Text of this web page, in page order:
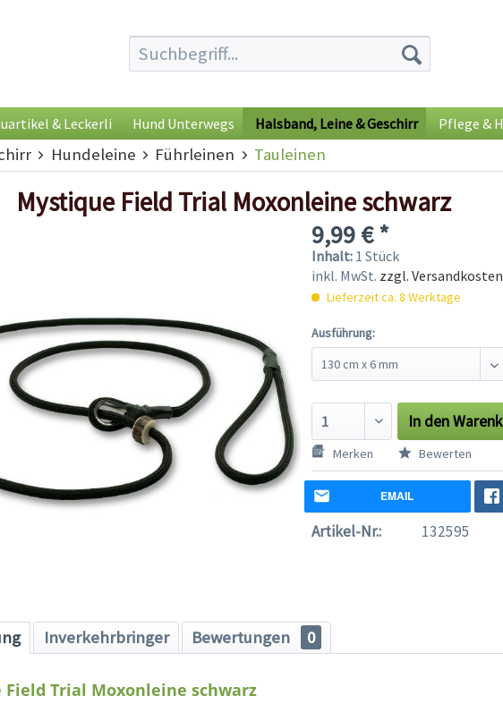
& Leckerli Hund Unterwegs Halsband, Leine & Geschirr Pflege &
Hundeleine Führleinen Tauleinen
Mystique Field Trial Moxonleine schwarz
9,99 € *
Inhalt: 1 Stück
inkl. MwSt. zzgl. Versandkosten
Lieferzeit ca. 8 Werktage
Ausführung:
In den
Merken Bewerten
EMAIL
Artikel-Nr.: 132595
Inverkehrbringer Bewertungen 0
Field Trial Moxonleine schwarz